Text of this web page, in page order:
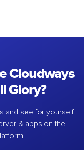
Cloudways
Glory?
and see for yourself
& apps on the